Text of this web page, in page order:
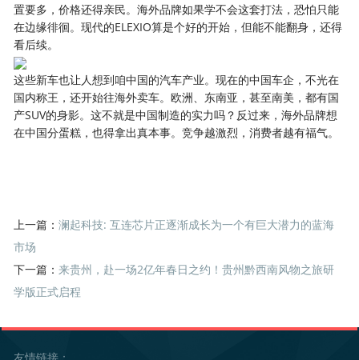
置要多，价格还得亲民。海外品牌如果学不会这套打法，恐怕只能
在边缘徘徊。现代的ELEXIO算是个好的开始，但能不能翻身，还得
看后续。
这些新车也让人想到咱中国的汽车产业。现在的中国车企，不光在
国内称王，还开始往海外卖车。欧洲、东南亚，甚至南美，都有国
产SUV的身影。这不就是中国制造的实力吗？反过来，海外品牌想
在中国分蛋糕，也得拿出真本事。竞争越激烈，消费者越有福气。
上一篇：澜起科技: 互连芯片正逐渐成长为一个有巨大潜力的蓝海
市场
下一篇： 来贵州，赴一场2亿年春日之约！贵州黔西南风物之旅研
学版正式启程